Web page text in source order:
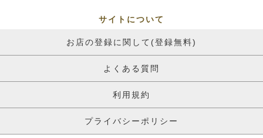
サイトについて
お店の登録に関して(登録無料)
よくある質問
利用規約
プライバシーポリシー